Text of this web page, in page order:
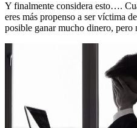
Y finalmente considera esto….
eres más propenso a ser víctima
posible ganar mucho dinero, pero